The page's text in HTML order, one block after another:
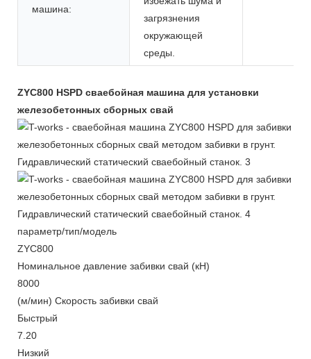
машина:
загрязнения
окружающей
среды.
ZYC800 HSPD сваебойная машина для установки
железобетонных сборных свай
параметр/тип/модель
ZYC800
Номинальное давление забивки свай (кН)
8000
(м/мин) Скорость забивки свай
Быстрый
7.20
Низкий